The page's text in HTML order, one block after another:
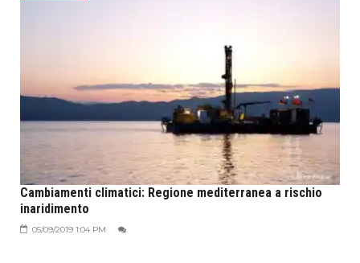
Cambiamenti climatici: Regione mediterranea a rischio
inaridimento
05/09/2019 1:04 PM